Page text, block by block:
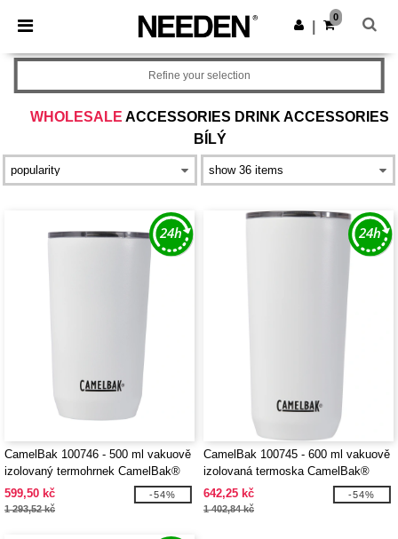
× Aplikace Needen
Lepší ceny v aplikaci!
Stáhnout app
0
WHOLESALE ACCESSORIES DRINK ACCESSORIES
BÍLÝ
Refine your selection
CamelBak 100746 - 500 ml vakuově
izolovaný termohrnek CamelBak®
Horizon
599,50 kč
1 293,52 kč
-54%
CamelBak 100745 - 600 ml vakuově
izolovaná termoska CamelBak®
Horizon
642,25 kč
1 402,84 kč
-54%